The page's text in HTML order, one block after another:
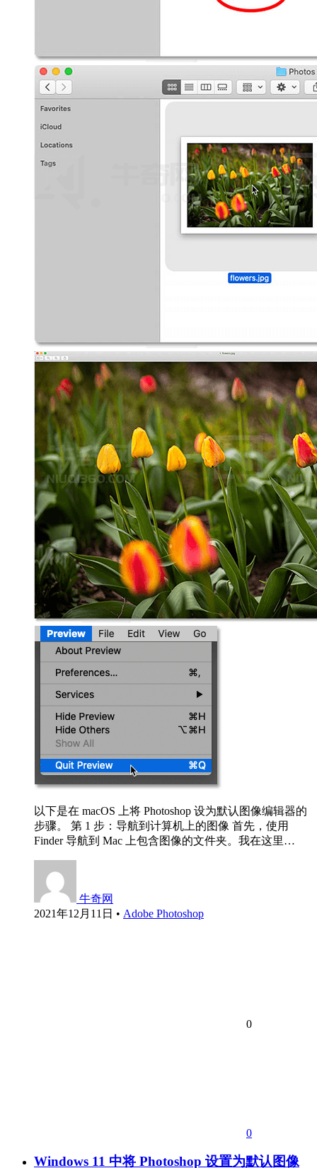
以下是在 macOS 上将 Photoshop 设为默认图像编辑器的
步骤。 第 1 步：导航到计算机上的图像 首先，使用
Finder 导航到 Mac 上包含图像的文件夹。我在这里…
牛奇网
2021年12月11日 • Adobe Photoshop
0
0
Windows 11 中将 Photoshop 设置为默认图像